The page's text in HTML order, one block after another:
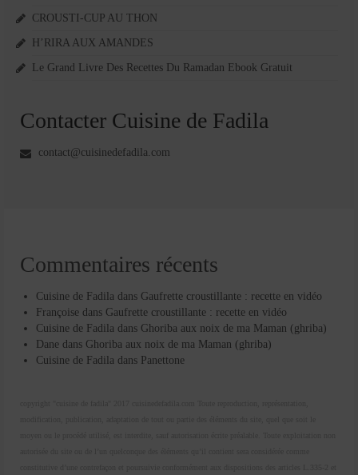
CROUSTI-CUP AU THON
H’RIRA AUX AMANDES
Le Grand Livre Des Recettes Du Ramadan Ebook Gratuit
Contacter Cuisine de Fadila
contact@cuisinedefadila.com
Commentaires récents
Cuisine de Fadila dans Gaufrette croustillante : recette en vidéo
Françoise dans Gaufrette croustillante : recette en vidéo
Cuisine de Fadila dans Ghoriba aux noix de ma Maman (ghriba)
Dane dans Ghoriba aux noix de ma Maman (ghriba)
Cuisine de Fadila dans Panettone